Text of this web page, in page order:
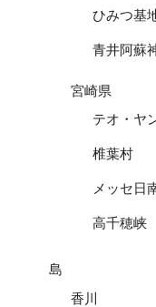
ひみつ基
青井阿蘇
宮崎県
テオ・ヤ
椎葉村
メッセ日
高千穂峡
島
香川